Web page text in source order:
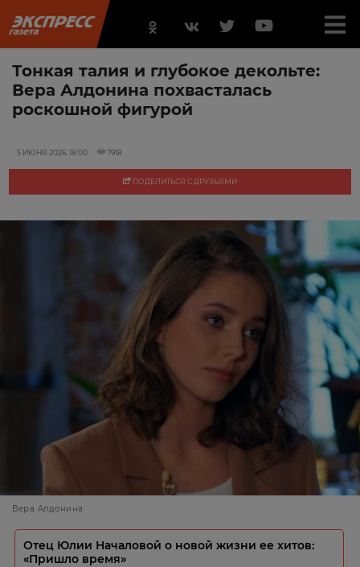
Тонкая талия и глубокое декольте:
Вера Алдонина похвасталась
роскошной фигурой
5 ИЮНЯ 2026, 18:00 7918
ПОДЕЛИТЬСЯ С ДРУЗЬЯМИ
Вера Алдонина
Отец Юлии Началовой о новой жизни ее хитов:
«Пришло время»